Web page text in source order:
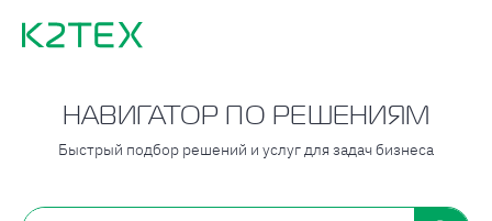
НАВИГАТОР ПО РЕШЕНИЯМ
Быстрый подбор решений и услуг для задач бизнеса